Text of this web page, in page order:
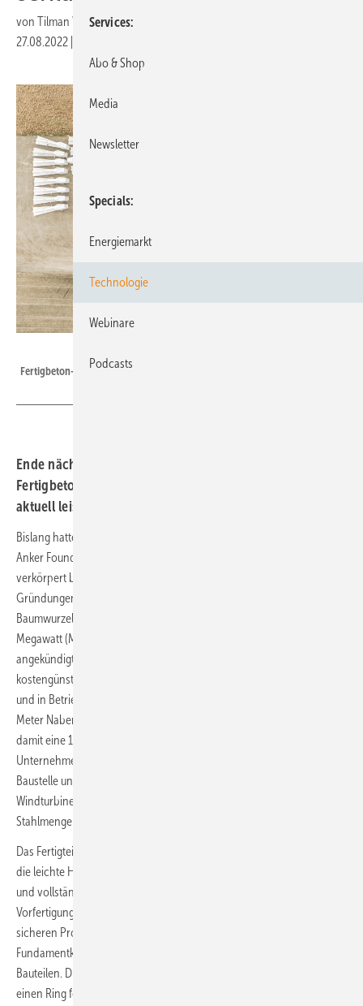
von Tilman Weber
27.08.2022
Fertigbeton-Skelett-Fundament von Anker
Ende nächsten Jahres wird ein massereduziertes
Fertigbetonteil-Fundament erstmals eine Windturbine der
aktuell leistungsstärksten Generation tragen.
Bislang hatte das innovative Bauunternehmen Smart and Green
Anker Foundations (Anker Foundations) im hessischen Lichtenfels –
verkörpert bereits durch den 2021 errichteten Prototypen und
Gründungen erster Folgewindenergieanlagen – auf den wie
Baumwurzeln ausgreifenden Fertigteilelementen drei bis vier
Megawatt (MW) leistende Anlagen aufgestellt. Nun hat RWE
angekündigt, Ende 2023 eine 5,7-MW-Windenergieanlage auf der
kostengünstigeren aufgelösten Fundamentarchitektur zu errichten
und in Betrieb zu nehmen. Der Energiekonzern will die Anlage mit 118
Meter Nabenhöhe im ostwestfälischen Lengerich installieren und
damit eine 1,8-MW-Altanlage ersetzen. Für das Repowering spare das
Unternehmen somit den Einsatz von 120 Betonmischern auf der
Baustelle und komme mit nur einem Drittel der sonst bei gegossenen
Windturbinenfundamenten gewöhnlich verwendeten Beton- und
Stahlmenge aus, teilte RWE mit.
Das Fertigteilkonzept von Anker Foundations setzt auf die Modularität,
die leichte Handhabbarkeit auf der Baustelle sowie eine komplette
und vollständig witterungsunabhängige sowie gleichartige
Vorfertigung der Bauteile in der Halle unter immer gleichen und
sicheren Produktionsbedingungen. Konkret besteht das Anker-
Fundamentkonzept aus nur drei bis vier verschiedenen eher flachen
Bauteilen. Die Fundamentbauer montieren sie zu einer in ihrer Mitte
einen Ring formenden und wie Baumwurzeln ausgreifenden Struktur.
Services
Abo & Shop
Media
Newsletter
Specials
Energiemarkt
Technologie
Webinare
Podcasts